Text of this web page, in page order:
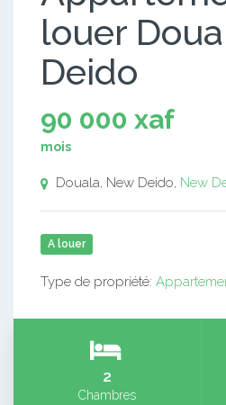
louer
Deido
90 000 xaf
mois
Douala, New Deido, New
A louer
Type de propriété:
2
Chambres